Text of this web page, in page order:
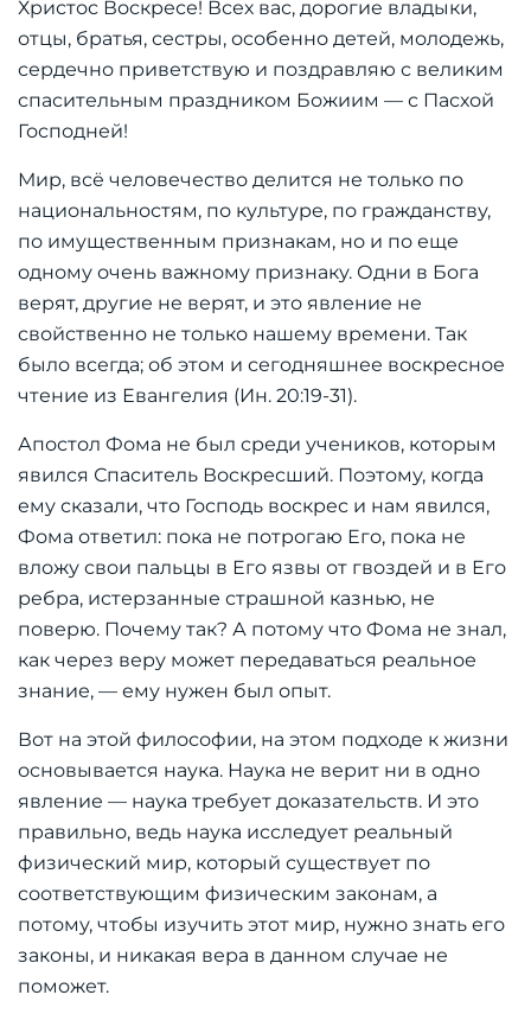
Христос Воскресе! Всех вас, дорогие владыки,
отцы, братья, сестры, особенно детей, молодежь,
сердечно приветствую и поздравляю с великим
спасительным праздником Божиим — с Пасхой
Господней!
Мир, всё человечество делится не только по
национальностям, по культуре, по гражданству,
по имущественным признакам, но и по еще
одному очень важному признаку. Одни в Бога
верят, другие не верят, и это явление не
свойственно не только нашему времени. Так
было всегда; об этом и сегодняшнее воскресное
чтение из Евангелия (Ин. 20:19-31).
Апостол Фома не был среди учеников, которым
явился Спаситель Воскресший. Поэтому, когда
ему сказали, что Господь воскрес и нам явился,
Фома ответил: пока не потрогаю Его, пока не
вложу свои пальцы в Его язвы от гвоздей и в Его
ребра, истерзанные страшной казнью, не
поверю. Почему так? А потому что Фома не знал,
как через веру может передаваться реальное
знание, — ему нужен был опыт.
Вот на этой философии, на этом подходе к жизни
основывается наука. Наука не верит ни в одно
явление — наука требует доказательств. И это
правильно, ведь наука исследует реальный
физический мир, который существует по
соответствующим физическим законам, а
потому, чтобы изучить этот мир, нужно знать его
законы, и никакая вера в данном случае не
поможет.